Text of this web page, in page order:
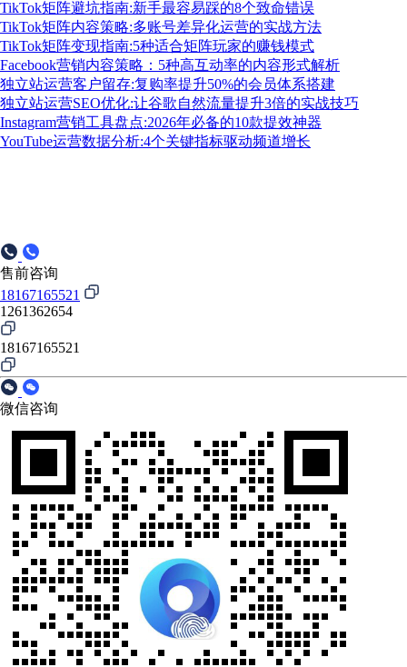
TikTok矩阵避坑指南:新手最容易踩的8个致命错误
TikTok矩阵内容策略:多账号差异化运营的实战方法
TikTok矩阵变现指南:5种适合矩阵玩家的赚钱模式
Facebook营销内容策略：5种高互动率的内容形式解析
独立站运营客户留存:复购率提升50%的会员体系搭建
独立站运营SEO优化:让谷歌自然流量提升3倍的实战技巧
Instagram营销工具盘点:2026年必备的10款提效神器
YouTube运营数据分析:4个关键指标驱动频道增长
售前咨询
18167165521
1261362654
18167165521
微信咨询